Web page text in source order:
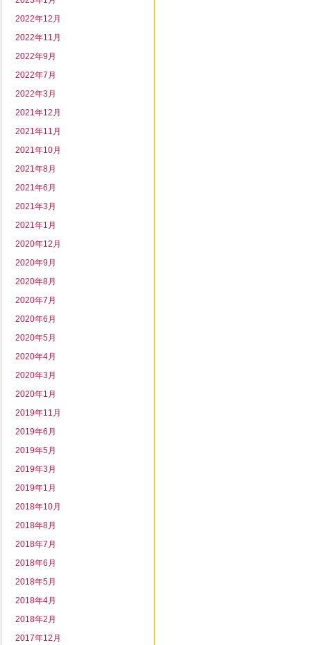
2022年12月
2022年11月
2022年9月
2022年7月
2022年3月
2021年12月
2021年11月
2021年10月
2021年8月
2021年6月
2021年3月
2021年1月
2020年12月
2020年9月
2020年8月
2020年7月
2020年6月
2020年5月
2020年4月
2020年3月
2020年1月
2019年11月
2019年6月
2019年5月
2019年3月
2019年1月
2018年10月
2018年8月
2018年7月
2018年6月
2018年5月
2018年4月
2018年2月
2017年12月